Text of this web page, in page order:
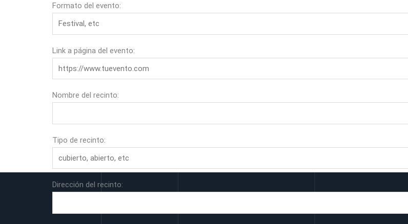
Formato del evento:
Link a página del evento:
Nombre del recinto:
Tipo de recinto:
Dirección del recinto: